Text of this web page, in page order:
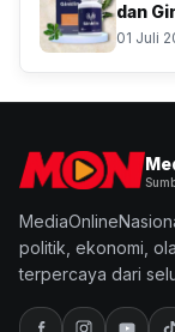
dan
01 Juli
politik, ekonomi,
terpercaya dari